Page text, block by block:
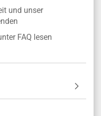
und unser
FAQ lesen